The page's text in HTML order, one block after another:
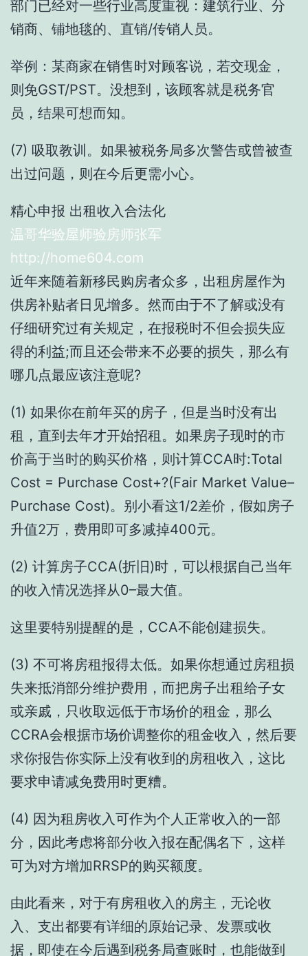
部门已经对一些行业高度重视：建筑行业、分
销商、铺地毯的、直销/传销人员。
举例：某商家在销售时对顾客说，若交现金，
则免GST/PST。没想到，该顾客就是税务官
员，结果可想而知。
(7) 吸取教训。如果被税务局多次警告或曾被查
出过问题，则在今后更需小心。
精心申报 出租收入合法化
温哥华验屋师验房师张军
http://home604.com
近年来随着新移民购房者众多，出租房屋作为
供房补贴者日见增多。然而由于不了解或没有
仔细研究过有关规定，在报税时不但会损失应
得的利益;而且还会带来不必要的损失，那么有
哪几点最应该注意呢?
(1) 如果你在前年买的房子，但是当时没有出
租，直到去年才开始招租。如果房子现时的市
价高于当时的购买价格，则计算CCA时:Total
Cost = Purchase Cost+?(Fair Market Value–
Purchase Cost)。别小看这1/2差价，假如房子
升值2万，费用即可多减掉400元。
(2) 计算房子CCA(折旧)时，可以根据自己当年
的收入情况选择从0–最大值。
这里要特别提醒的是，CCA不能创建损失。
(3) 不可将房租报得太低。如果你想通过房租损
失来抵消部分维护费用，而把房子出租给子女
或亲戚，只收取远低于市场价的租金，那么
CCRA会根据市场价调整你的租金收入，然后要
求你报告你实际上没有收到的房租收入，这比
要求申请减免费用时更糟。
(4) 因为租房收入可作为个人正常收入的一部
分，因此考虑将部分收入报在配偶名下，这样
可为对方增加RRSP的购买额度。
由此看来，对于有房租收入的房主，无论收
入、支出都要有详细的原始记录、发票或收
据，即使在今后遇到税务局查账时，也能做到